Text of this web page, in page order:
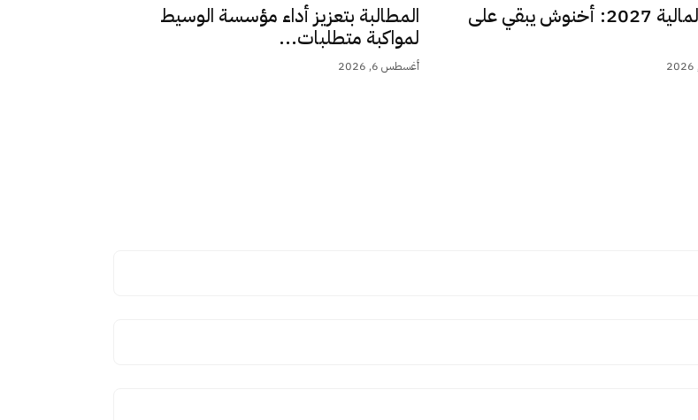
قانون المالية 2027: أخنوش يبقي على المطالبة بتعزيز أداء مؤسسة الوسيط
لمواكبة متطلبات...
أغسطس 6, 2026